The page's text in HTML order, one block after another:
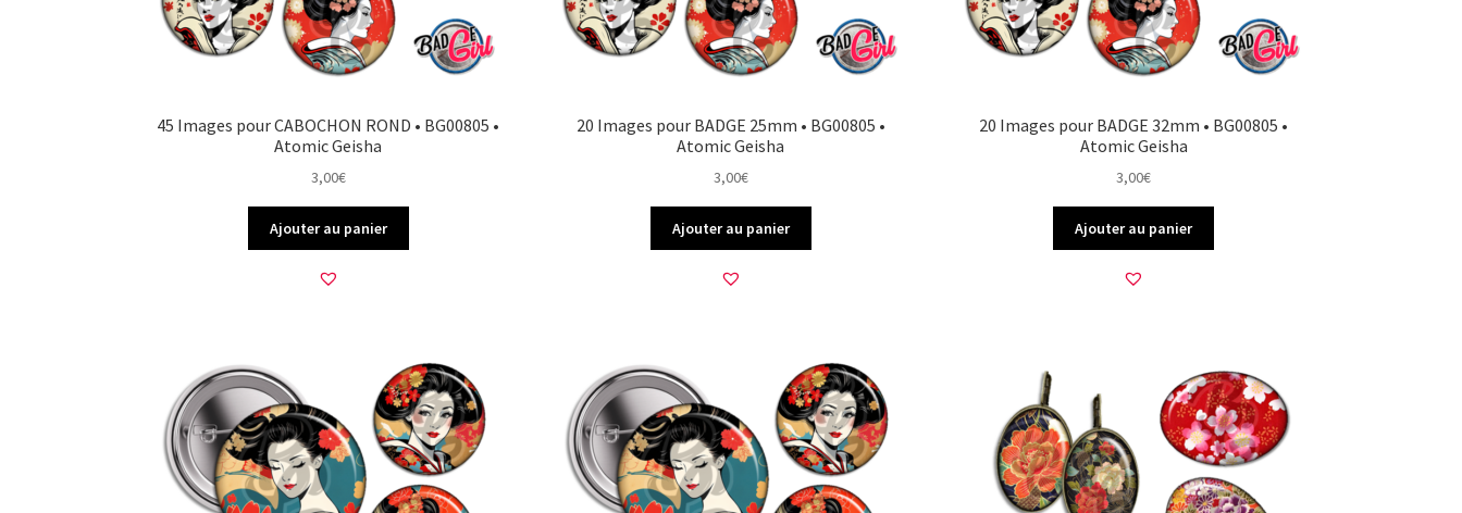
45 Images pour CABOCHON ROND • BG00805 •
Atomic Geisha
3,00€
Ajouter au panier
20 Images pour BADGE 25mm • BG00805 •
Atomic Geisha
3,00€
Ajouter au panier
20 Images pour BADGE 32mm • BG00805 •
Atomic Geisha
3,00€
Ajouter au panier